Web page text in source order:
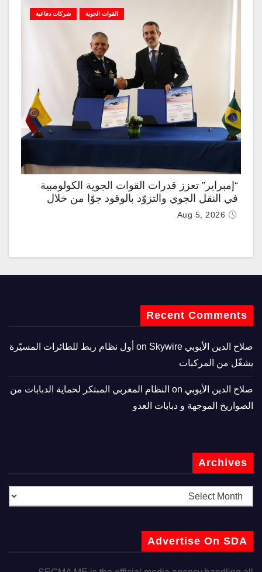
القوات الجوية شركات دفاعية
“إمبراير” تعزز قدرات القوات الجوية الكولومبية
في النقل الجوي والتزوّد بالوقود جوًا من خلال
تزويدها بطائرتي “كيه سي-390 ميلينيوم”
Aug 5, 2026
Recent Comments
صلاح الدين الأيوبي
Skywire أول نظام ربط للطائرات المسيّرة
يشغّل من المركبات
صلاح الدين الأيوبي
النظام المغربي المبتكر لحماية الدبابات من
الصواريخ الموجهة و دبابات العدو
Archives
Advertise On SDA